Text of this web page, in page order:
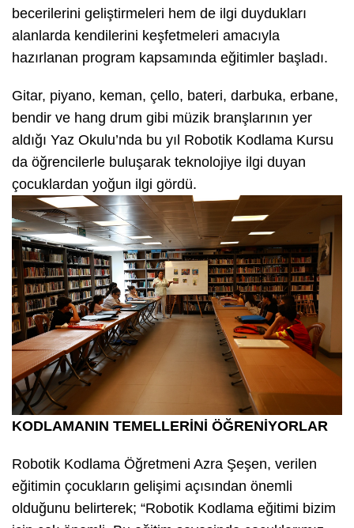
becerilerini geliştirmeleri hem de ilgi duydukları
alanlarda kendilerini keşfetmeleri amacıyla
hazırlanan program kapsamında eğitimler başladı.
Gitar, piyano, keman, çello, bateri, darbuka, erbane,
bendir ve hang drum gibi müzik branşlarının yer
aldığı Yaz Okulu’nda bu yıl Robotik Kodlama Kursu
da öğrencilerle buluşarak teknolojiye ilgi duyan
çocuklardan yoğun ilgi gördü.
KODLAMANIN TEMELLERİNİ ÖĞRENİYORLAR
Robotik Kodlama Öğretmeni Azra Şeşen, verilen
eğitimin çocukların gelişimi açısından önemli
olduğunu belirterek; “Robotik Kodlama eğitimi bizim